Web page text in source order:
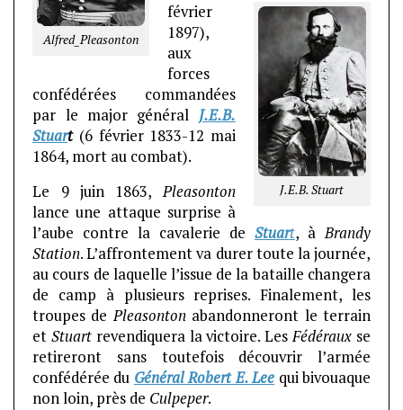
Alfred_Pleasonton
J.E.B. Stuart
février
1897),
aux
forces
confédérées commandées
par le major général J.E.B.
Stuart(6 février 1833-12 mai
1864, mort au combat).
Le 9 juin 1863,Pleasonton
lance une attaque surprise à
l’aube contre la cavalerie de Stuart, àBrandy
Station. L’affrontement va durer toute la journée,
au cours de laquelle l’issue de la bataille changera
de camp à plusieurs reprises. Finalement, les
troupes dePleasonton abandonneront le terrain
et Stuartrevendiquera la victoire. LesFédéraux se
retireront sans toutefois découvrir l’armée
confédérée du Général Robert E. Lee qui bivouaque
non loin, près de Culpeper.